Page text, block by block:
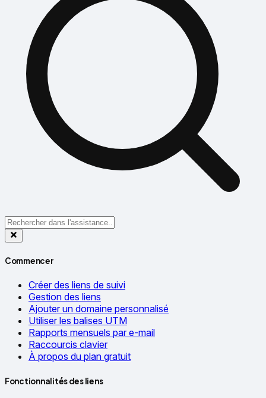
Commencer
Créer des liens de suivi
Gestion des liens
Ajouter un domaine personnalisé
Utiliser les balises UTM
Rapports mensuels par e-mail
Raccourcis clavier
À propos du plan gratuit
Fonctionnalités des liens